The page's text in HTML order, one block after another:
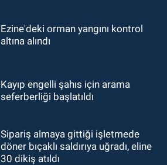
Ezine'deki orman yangını kontrol
altına alındı
Kayıp engelli şahıs için arama
seferberliği başlatıldı
Sipariş almaya gittiği işletmede
döner bıçaklı saldırıya uğradı, eline
30 dikiş atıldı